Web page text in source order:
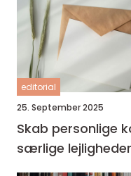
editorial
25. September 2025
Skab personlige
særlige lejligheder